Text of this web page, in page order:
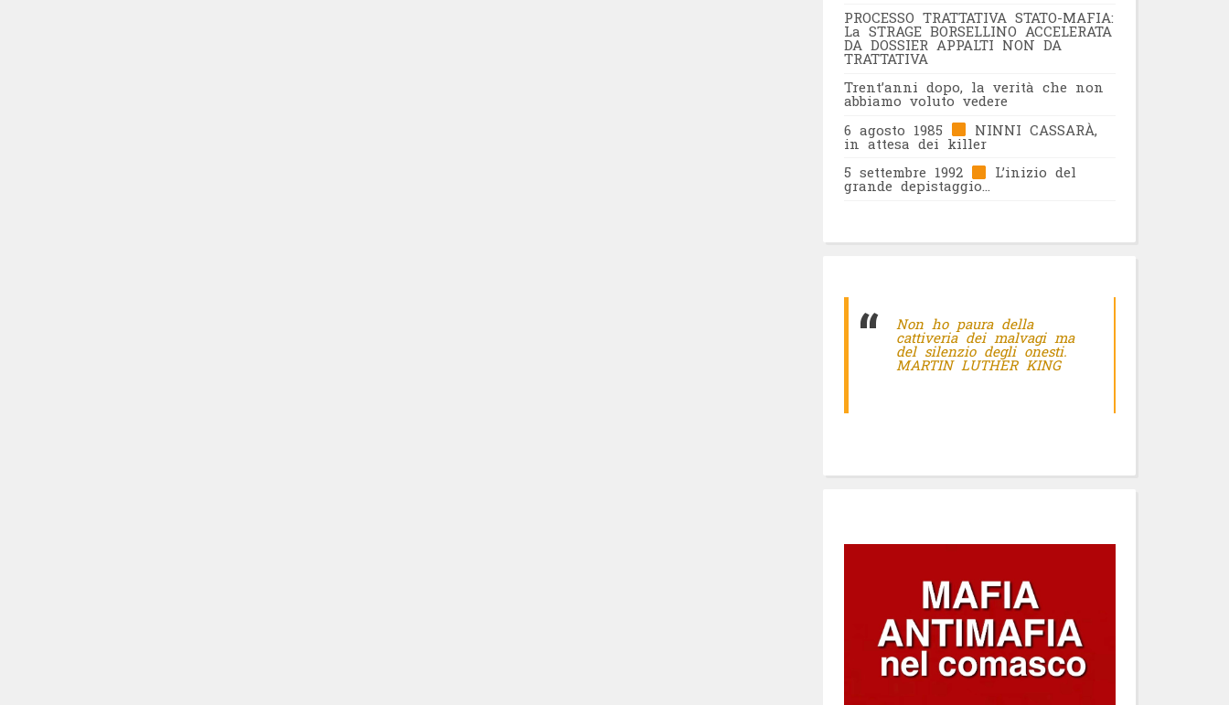
PROCESSO TRATTATIVA STATO-MAFIA:
La STRAGE BORSELLINO ACCELERATA
DA DOSSIER APPALTI NON DA
TRATTATIVA
Trent’anni dopo, la verità che non
abbiamo voluto vedere
6 agosto 1985
NINNI CASSARÀ,
in attesa dei killer
5 settembre 1992
L’inizio del
grande depistaggio…
Non ho paura della
cattiveria dei malvagi ma
del silenzio degli onesti.
MARTIN LUTHER KING